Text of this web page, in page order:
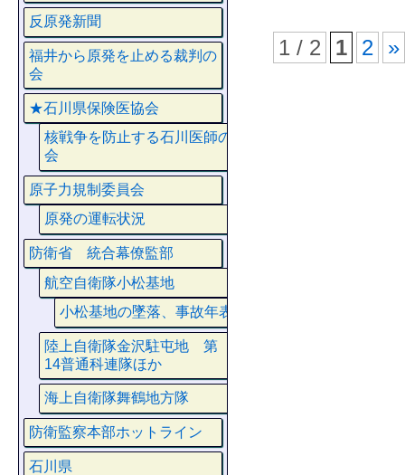
1 / 2 1 2 »
反原発新聞
福井から原発を止める裁判の
会
★石川県保険医協会
核戦争を防止する石川医師の
会
原子力規制委員会
原発の運転状況
防衛省 統合幕僚監部
航空自衛隊小松基地
小松基地の墜落、事故年表
陸上自衛隊金沢駐屯地 第
14普通科連隊ほか
海上自衛隊舞鶴地方隊
防衛監察本部ホットライン
石川県